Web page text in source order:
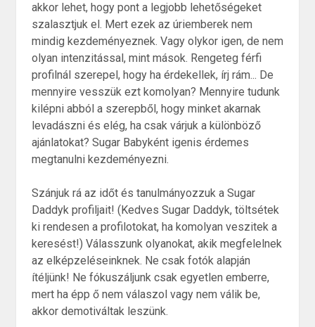
akkor lehet, hogy pont a legjobb lehetőségeket
szalasztjuk el. Mert ezek az úriemberek nem
mindig kezdeményeznek. Vagy olykor igen, de nem
olyan intenzitással, mint mások. Rengeteg férfi
profilnál szerepel, hogy ha érdekellek, írj rám... De
mennyire vesszük ezt komolyan? Mennyire tudunk
kilépni abból a szerepből, hogy minket akarnak
levadászni és elég, ha csak várjuk a különböző
ajánlatokat? Sugar Babyként igenis érdemes
megtanulni kezdeményezni.
Szánjuk rá az időt és tanulmányozzuk a Sugar
Daddyk profiljait! (Kedves Sugar Daddyk, töltsétek
ki rendesen a profilotokat, ha komolyan veszitek a
keresést!) Válasszunk olyanokat, akik megfelelnek
az elképzeléseinknek. Ne csak fotók alapján
ítéljünk! Ne fókuszáljunk csak egyetlen emberre,
mert ha épp ő nem válaszol vagy nem válik be,
akkor demotiváltak leszünk.